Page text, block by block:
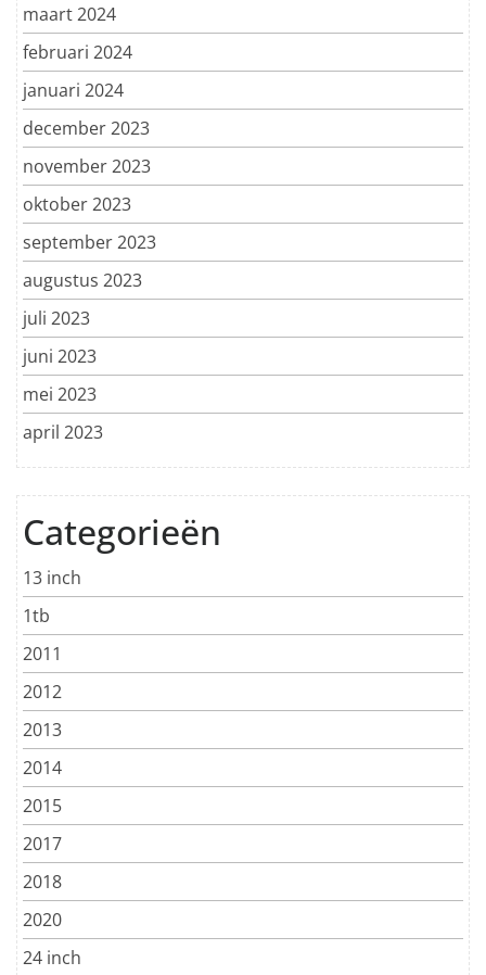
maart 2024
februari 2024
januari 2024
december 2023
november 2023
oktober 2023
september 2023
augustus 2023
juli 2023
juni 2023
mei 2023
april 2023
Categorieën
13 inch
1tb
2011
2012
2013
2014
2015
2017
2018
2020
24 inch